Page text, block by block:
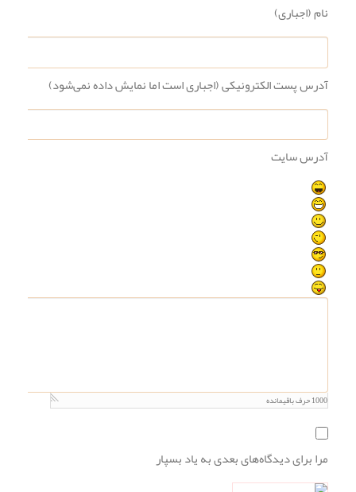
نام (اجباری)
آدرس پست الکترونیکی (اجباری است اما نمایش داده نمی‌شود)
آدرس سایت
1000حرف باقیمانده
مرا برای دیدگاه‌های بعدی به یاد بسپار